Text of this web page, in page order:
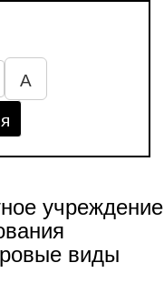
А
учреждение
виды